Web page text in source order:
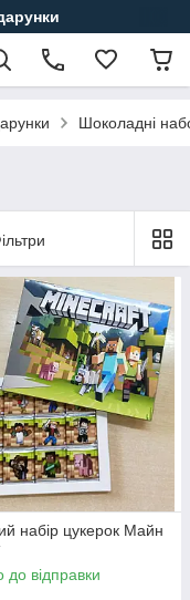
Шоколадні
набір цукерок Майн
до відправки